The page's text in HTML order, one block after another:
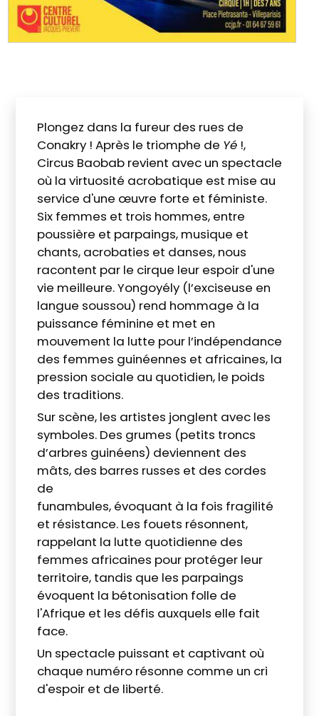
Plongez dans la fureur des rues de
Conakry ! Après le triomphe de Yé!,
Circus Baobab revient avec un spectacle
où la virtuosité acrobatique est mise au
service d'une œuvre forte et féministe.
Six femmes et trois hommes, entre
poussière et parpaings, musique et
chants, acrobaties et danses, nous
racontent par le cirque leur espoir d'une
vie meilleure. Yongoyély (l’exciseuse en
langue soussou) rend hommage à la
puissance féminine et met en
mouvement la lutte pour l’indépendance
des femmes guinéennes et africaines, la
pression sociale au quotidien, le poids
des traditions.
Sur scène, les artistes jonglent avec les
symboles. Des grumes (petits troncs
d’arbres guinéens) deviennent des
mâts, des barres russes et des cordes
de
funambules, évoquant à la fois fragilité
et résistance. Les fouets résonnent,
rappelant la lutte quotidienne des
femmes africaines pour protéger leur
territoire, tandis que les parpaings
évoquent la bétonisation folle de
l'Afrique et les défis auxquels elle fait
face.
Un spectacle puissant et captivant où
chaque numéro résonne comme un cri
d'espoir et de liberté.